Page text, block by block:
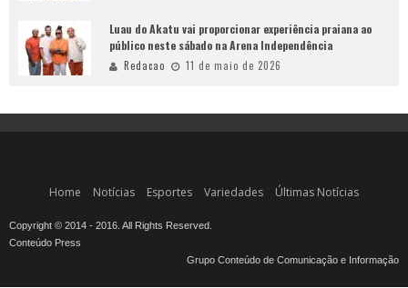
Luau do Akatu vai proporcionar experiência praiana ao
público neste sábado na Arena Independência
Redacao 11 de maio de 2026
Home Notícias Esportes Variedades Últimas Notícias
Copyright © 2014 - 2016. All Rights Reserved.
Conteúdo Press
Grupo Conteúdo de Comunicação e Informação